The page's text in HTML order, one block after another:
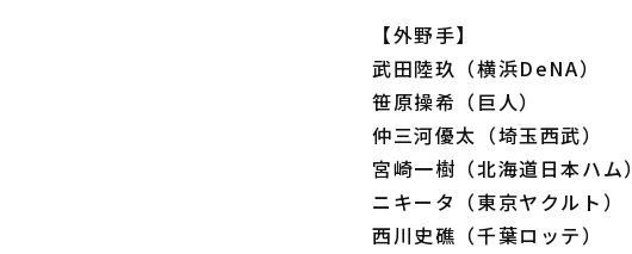
【外野手】
武田陸玖（横浜DeNA）
笹原操希（巨人）
仲三河優太（埼玉西武）
宮崎一樹（北海道日本ハム）
ニキータ（東京ヤクルト）
西川史礁（千葉ロッテ）